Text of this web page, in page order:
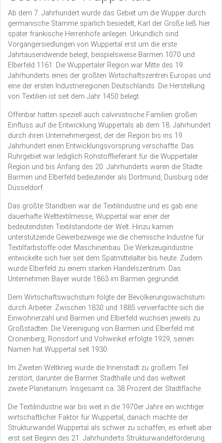
Ab dem 7. Jahrhundert wurde das Gebiet um die Wupper durch
germanische Stämme spärlich besiedelt, Karl der Große ließ hier
später fränkische Herrenhöfe anlegen. Urkundlich sind
Vorgängersiedlungen von Wuppertal erst um die erste
Jahrtausendwende belegt, beispielsweise Barmen 1070 und
Elberfeld 1161. Die Wuppertaler Region war Mitte des 19.
Jahrhunderts eines der größten Wirtschaftszentren Europas und
eine der ersten Industrieregionen Deutschlands. Die Herstellung
von Textilien ist seit dem Jahr 1450 belegt.
Offenbar hatten speziell auch calvinistische Familien großen
Einfluss auf die Entwicklung Wuppertals ab dem 18. Jahrhundert
durch ihren Unternehmergeist, der der Region bis ins 19.
Jahrhundert einen Entwicklungsvorsprung verschaffte. Das
Ruhrgebiet war lediglich Rohstofflieferant für die Wuppertaler
Region und bis Anfang des 20. Jahrhunderts waren die Städte
Barmen und Elberfeld bedeutender als Dortmund, Duisburg oder
Düsseldorf.
Das größte Standbein war die Textilindustrie und es gab eine
dauerhafte Welttextilmesse, Wuppertal war einer der
bedeutendsten Textilstandorte der Welt. Hinzu kamen
unterstützende Gewerbezweige wie die chemische Industrie für
Textilfarbstoffe oder Maschinenbau. Die Werkzeugindustrie
entwickelte sich hier seit dem Spätmittelalter bis heute. Zudem
wurde Elberfeld zu einem starken Handelszentrum. Das
Unternehmen Bayer wurde 1863 im Barmen gegründet.
Dem Wirtschaftswachstum folgte der Bevölkerungswachstum
durch Arbeiter. Zwischen 1830 und 1885 vervierfachte sich die
Einwohnerzahl und Barmen und Elberfeld wuchsen jeweils zu
Großstädten. Die Vereinigung von Barmen und Elberfeld mit
Cronenberg, Ronsdorf und Vohwinkel erfolgte 1929, seinen
Namen hat Wuppertal seit 1930.
Im Zweiten Weltkrieg wurde die Innenstadt zu großem Teil
zerstört, darunter die Barmer Stadthalle und das weltweit
zweite Planetarium. Insgesamt ca. 38 Prozent der Stadtfläche.
Die Textilindustrie war bis weit in die 1970er Jahre ein wichtiger
wirtschaftlicher Faktor für Wuppertal, danach machte der
Strukturwandel Wuppertal als schwer zu schaffen, es erhielt aber
erst seit Beginn des 21. Jahrhunderts Strukturwandelförderung.